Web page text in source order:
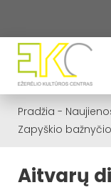
Pradžia -
Zapyškio
Aitvarų